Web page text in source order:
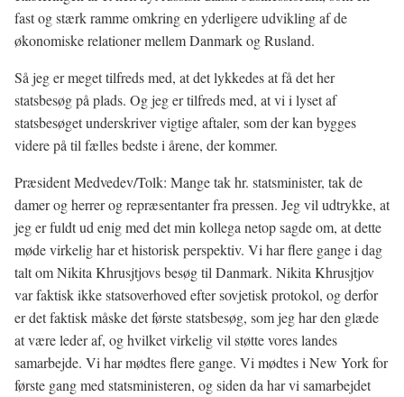
fast og stærk ramme omkring en yderligere udvikling af de
økonomiske relationer mellem Danmark og Rusland.
Så jeg er meget tilfreds med, at det lykkedes at få det her
statsbesøg på plads. Og jeg er tilfreds med, at vi i lyset af
statsbesøget underskriver vigtige aftaler, som der kan bygges
videre på til fælles bedste i årene, der kommer.
Præsident Medvedev/Tolk: Mange tak hr. statsminister, tak de
damer og herrer og repræsentanter fra pressen. Jeg vil udtrykke, at
jeg er fuldt ud enig med det min kollega netop sagde om, at dette
møde virkelig har et historisk perspektiv. Vi har flere gange i dag
talt om Nikita Khrusjtjovs besøg til Danmark. Nikita Khrusjtjov
var faktisk ikke statsoverhoved efter sovjetisk protokol, og derfor
er det faktisk måske det første statsbesøg, som jeg har den glæde
at være leder af, og hvilket virkelig vil støtte vores landes
samarbejde. Vi har mødtes flere gange. Vi mødtes i New York for
første gang med statsministeren, og siden da har vi samarbejdet